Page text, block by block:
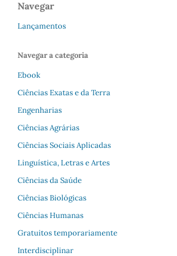
Navegar
Lançamentos
Navegar a categoria
Ebook
Ciências Exatas e da Terra
Engenharias
Ciências Agrárias
Ciências Sociais Aplicadas
Linguística, Letras e Artes
Ciências da Saúde
Ciências Biológicas
Ciências Humanas
Gratuitos temporariamente
Interdisciplinar